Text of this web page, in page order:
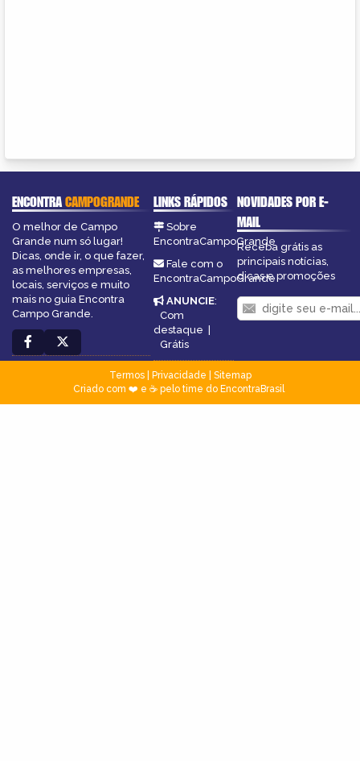
ENCONTRACAMPOGRANDE
O melhor de Campo
Grande num só lugar!
Dicas, onde ir, o que fazer,
as melhores empresas,
locais, serviços e muito
mais no guia Encontra
Campo Grande.
LINKS RÁPIDOS
Sobre
EncontraCampoGrande
Fale com o
EncontraCampoGrande
ANUNCIE:
Com
destaque |
Grátis
NOVIDADES POR E-
MAIL
Receba grátis as
principais notícias,
dicas e promoções
Termos| Privacidade
Sitemap
Criado com ❤️ e ☕ pelo time do EncontraBrasil